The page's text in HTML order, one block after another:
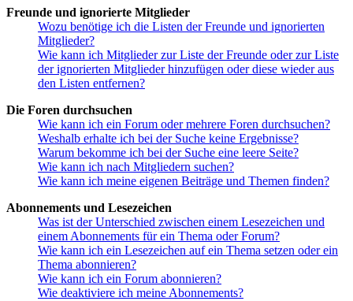
Freunde und ignorierte Mitglieder
Wozu benötige ich die Listen der Freunde und ignorierten
Mitglieder?
Wie kann ich Mitglieder zur Liste der Freunde oder zur Liste
der ignorierten Mitglieder hinzufügen oder diese wieder aus
den Listen entfernen?
Die Foren durchsuchen
Wie kann ich ein Forum oder mehrere Foren durchsuchen?
Weshalb erhalte ich bei der Suche keine Ergebnisse?
Warum bekomme ich bei der Suche eine leere Seite?
Wie kann ich nach Mitgliedern suchen?
Wie kann ich meine eigenen Beiträge und Themen finden?
Abonnements und Lesezeichen
Was ist der Unterschied zwischen einem Lesezeichen und
einem Abonnements für ein Thema oder Forum?
Wie kann ich ein Lesezeichen auf ein Thema setzen oder ein
Thema abonnieren?
Wie kann ich ein Forum abonnieren?
Wie deaktiviere ich meine Abonnements?